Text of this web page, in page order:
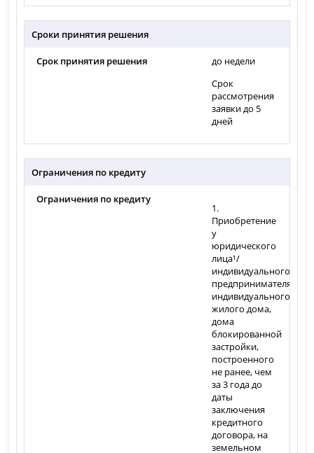
Сроки принятия решения
Срок принятия решения
до недели
Срок
рассмотрения
заявки до 5
дней
Ограничения по кредиту
Ограничения по кредиту
1.
Приобретение
у
юридического
лица¹/
индивидуального
предпринимателя
индивидуального
жилого дома,
дома
блокированной
застройки,
построенного
не ранее, чем
за 3 года до
даты
заключения
кредитного
договора, на
земельном